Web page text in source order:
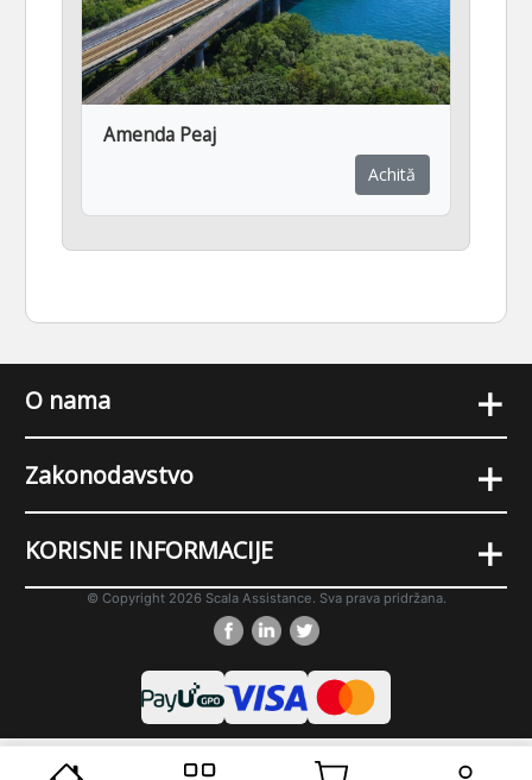
Amenda Peaj
Achită
O nama +
Zakonodavstvo +
KORISNE INFORMACIJE +
© Copyright 2026 Scala Assistance. Sva prava pridržana.